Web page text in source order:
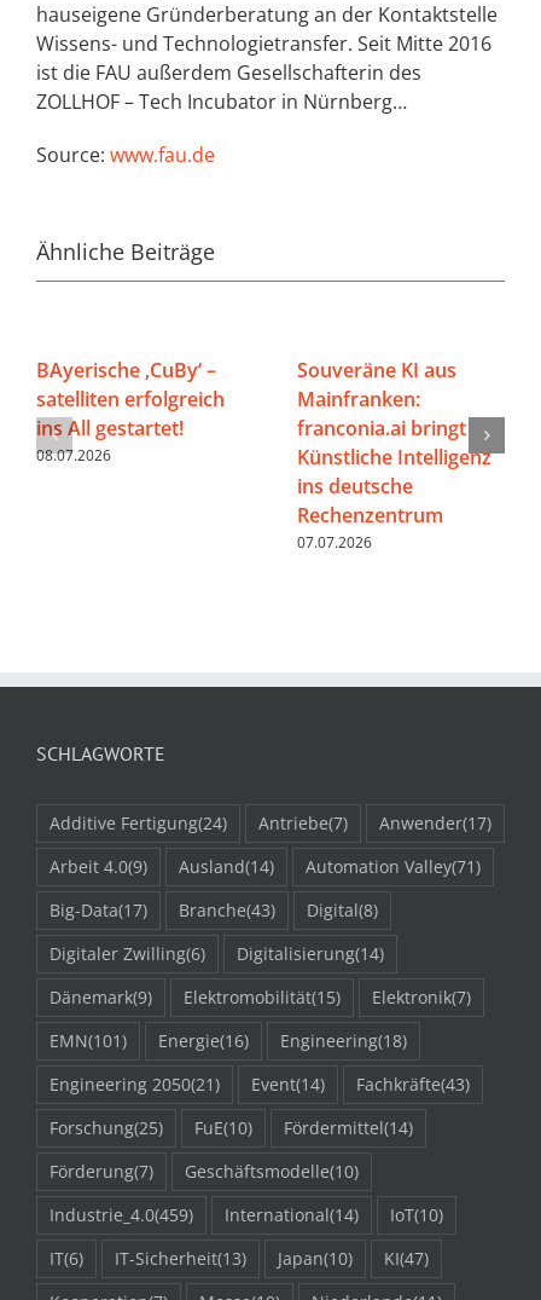
hauseigene Gründerberatung an der Kontaktstelle
Wissens- und Technologietransfer. Seit Mitte 2016
ist die FAU außerdem Gesellschafterin des
ZOLLHOF – Tech Incubator in Nürnberg…
Source: www.fau.de
Ähnliche Beiträge
BAyerische ‚CuBy‘ –
satelliten erfolgreich
ins All gestartet!
08.07.2026
Souveräne KI aus
Mainfranken:
franconia.ai bringt
Künstliche Intelligenz
ins deutsche
Rechenzentrum
07.07.2026
SCHLAGWORTE
Additive Fertigung(24) Antriebe(7) Anwender(17)
Arbeit 4.0(9) Ausland(14) Automation Valley(71)
Big-Data(17) Branche(43) Digital(8)
Digitaler Zwilling(6) Digitalisierung(14)
Dänemark(9) Elektromobilität(15) Elektronik(7)
EMN(101) Energie(16) Engineering(18)
Engineering 2050(21) Event(14) Fachkräfte(43)
Forschung(25) FuE(10) Fördermittel(14)
Förderung(7) Geschäftsmodelle(10)
Industrie_4.0(459) International(14) IoT(10)
IT(6) IT-Sicherheit(13) Japan(10) KI(47)